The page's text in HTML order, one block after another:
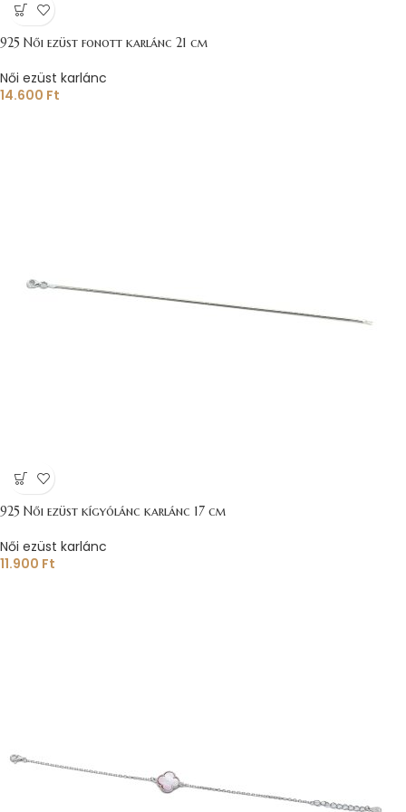
925 Női ezüst fonott karlánc 21 cm
Női ezüst karlánc
14.600 Ft
925 Női ezüst kígyólánc karlánc 17 cm
Női ezüst karlánc
11.900 Ft